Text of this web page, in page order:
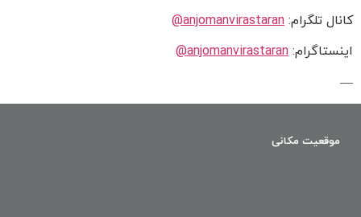
کانال تلگرام: anjomanvirastaran@
اینستاگرام: anjomanvirastaran@
—
موقعیت مکانی